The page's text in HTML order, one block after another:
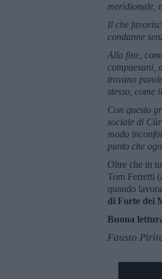
meridionale,
Il che
condanne
Alla fine,
compaesani,
trovano
stesso, come
Con questo
sociale di
modo
punto che
Oltre che in
Tom Ferretti
quando
di Forte dei
Buona
Fausto